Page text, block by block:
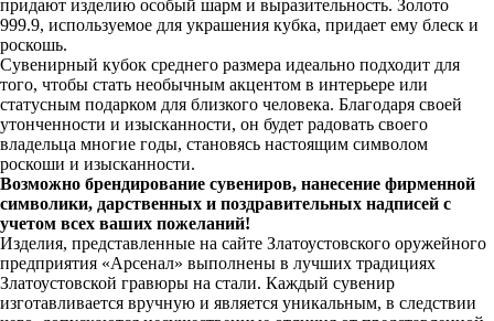
придают изделию особый шарм и выразительность. Золото
999.9, используемое для украшения кубка, придает ему блеск и
роскошь.
Сувенирный кубок среднего размера идеально подходит для
того, чтобы стать необычным акцентом в интерьере или
статусным подарком для близкого человека. Благодаря своей
утонченности и изысканности, он будет радовать своего
владельца многие годы, становясь настоящим символом
роскоши и изысканности.
Возможно брендирование сувениров, нанесение фирменной
символики, дарственных и поздравительных надписей с
учетом всех ваших пожеланий!
Изделия, представленные на сайте Златоустовского оружейного
предприятия «Арсенал» выполнены в лучших традициях
Златоустовской гравюры на стали. Каждый сувенир
изготавливается вручную и является уникальным, в следствии